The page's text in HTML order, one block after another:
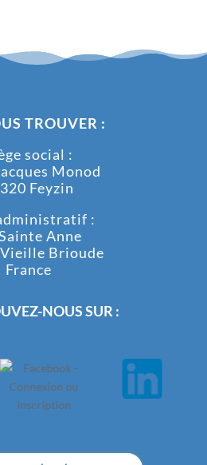
TROUVER :
social :
Monod
Feyzin
:
Anne
Brioude
France
NOUS SUR :